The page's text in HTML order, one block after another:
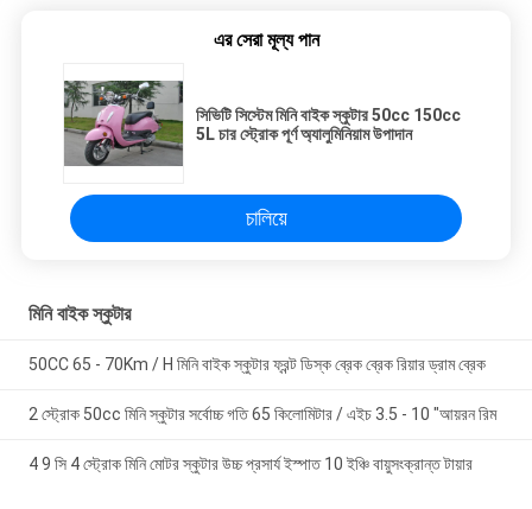
এর সেরা মূল্য পান
সিভিটি সিস্টেম মিনি বাইক স্কুটার 50cc 150cc
5L চার স্ট্রোক পূর্ণ অ্যালুমিনিয়াম উপাদান
চালিয়ে
মিনি বাইক স্কুটার
50CC 65 - 70Km / H মিনি বাইক স্কুটার ফ্রন্ট ডিস্ক ব্রেক ব্রেক রিয়ার ড্রাম ব্রেক
2 স্ট্রোক 50cc মিনি স্কুটার সর্বোচ্চ গতি 65 কিলোমিটার / এইচ 3.5 - 10 "আয়রন রিম
4 9 সি 4 স্ট্রোক মিনি মোটর স্কুটার উচ্চ প্রসার্য ইস্পাত 10 ইঞ্চি বায়ুসংক্রান্ত টায়ার